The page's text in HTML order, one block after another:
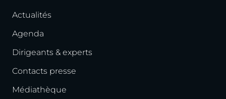
Actualités
Agenda
Dirigeants & experts
Contacts presse
Médiathèque